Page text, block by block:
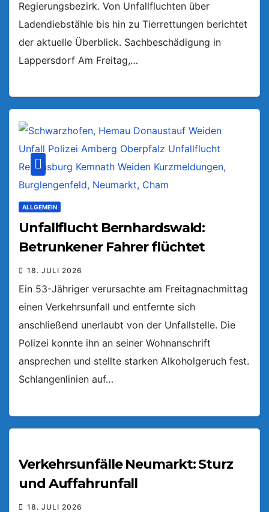
Regierungsbezirk. Von Unfallfluchten über
Ladendiebstähle bis hin zu Tierrettungen berichtet
der aktuelle Überblick. Sachbeschädigung in
Lappersdorf Am Freitag,…
ALLGEMEIN
Unfallflucht Bernhardswald:
Betrunkener Fahrer flüchtet
18. JULI 2026
Ein 53-Jähriger verursachte am Freitagnachmittag
einen Verkehrsunfall und entfernte sich
anschließend unerlaubt von der Unfallstelle. Die
Polizei konnte ihn an seiner Wohnanschrift
ansprechen und stellte starken Alkoholgeruch fest.
Schlangenlinien auf…
Verkehrsunfälle Neumarkt: Sturz
und Auffahrunfall
18. JULI 2026